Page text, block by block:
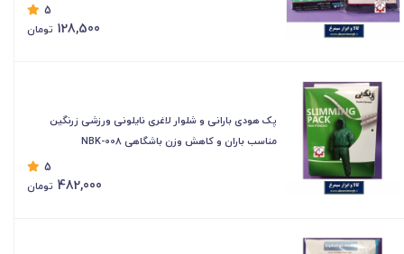
5
128,500 تومان
پک هودی بارانی و شلوار لاغری نایلونی ورزشی زرنگین
مناسب باران و کاهش وزن باشگاهی NBK-008
5
482,000 تومان